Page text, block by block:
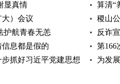
显真情
算清“
揽子化
）会议
稷山
护航青春无恙
反诈
息都是假的
第166
抓好习近平党建思想
为发